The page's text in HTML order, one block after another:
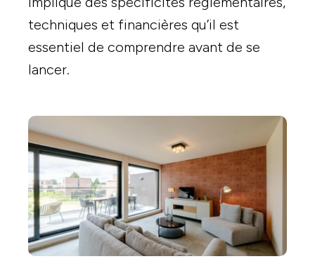
techniques et financières qu’il est
essentiel de comprendre avant de se
lancer.